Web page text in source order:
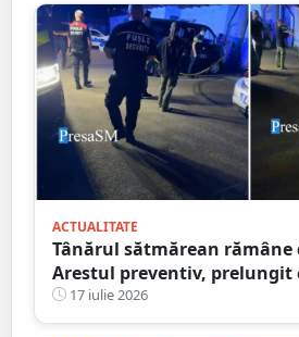
ACTUALITATE
Tânărul sătmărean
Arestul preventiv, prelungit
zile în dosarul morții de la
Mare
17 iulie 2026